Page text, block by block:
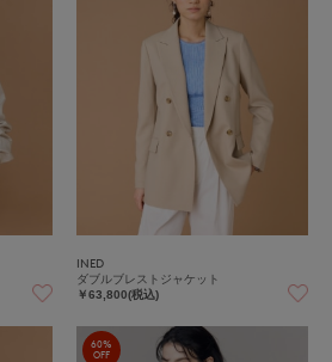
INED
ダブルブレストジャケット
￥63,800(税込)
60%
OFF